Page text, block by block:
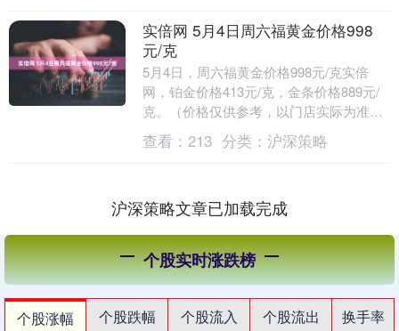
实倍网 5月4日周六福黄金价格998
元/克
5月4日，周六福黄金价格998元/克实倍
网，铂金价格413元/克，金条价格889元/
克。（价格仅供参考，以门店实际为准）
同日上海黄金交易所现货黄金AU9999最....
查看： 213 分类： 沪深策略
沪深策略文章已加载完成
个股实时涨跌榜
个股涨幅 个股跌幅 个股流入 个股流出
换手率